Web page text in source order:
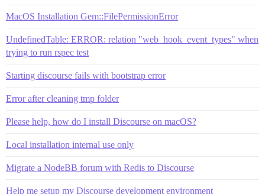
MacOS Installation Gem::FilePermissionError
UndefinedTable: ERROR: relation "web_hook_event_types" when
trying to run rspec test
Starting discourse fails with bootstrap error
Error after cleaning tmp folder
Please help, how do I install Discourse on macOS?
Local installation internal use only
Migrate a NodeBB forum with Redis to Discourse
Help me setup my Discourse development environment